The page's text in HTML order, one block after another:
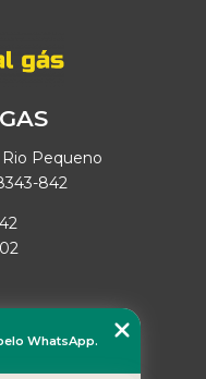
Rio Pequeno
842
WhatsApp.